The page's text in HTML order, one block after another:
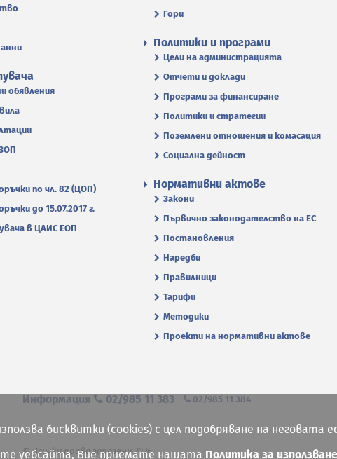
Гори
Политики и програми
Цели на администрацията
Отчети и доклади
Програми за финансиране
Политики и стратегии
Поземлени отношения и комасация
Социална дейност
обявления
по чл. 82 (ЦОП)
до 15.07.2017 г.
в ЦАИС ЕОП
Нормативни актове
Закони
Първично законодателство на ЕС
Постановления
Наредби
Правилници
Тарифи
Методики
Проекти на нормативни актове
Информация 02/985 11 383 02/985 11 384
© Всички права запазени 2026
бисквитки (cookies) с цел подобряване на
уебсайта, Вие приемате нашата Политика за